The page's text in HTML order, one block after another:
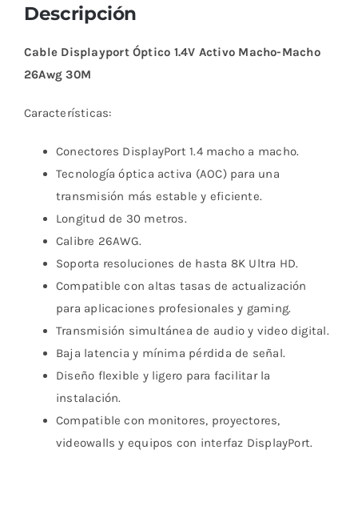
Descripción
Cable Displayport Óptico 1.4V Activo Macho-Macho
26Awg 30M
Características:
Conectores DisplayPort 1.4 macho a macho.
Tecnología óptica activa (AOC) para una
transmisión más estable y eficiente.
Longitud de 30 metros.
Calibre 26AWG.
Soporta resoluciones de hasta 8K Ultra HD.
Compatible con altas tasas de actualización
para aplicaciones profesionales y gaming.
Transmisión simultánea de audio y video digital.
Baja latencia y mínima pérdida de señal.
Diseño flexible y ligero para facilitar la
instalación.
Compatible con monitores, proyectores,
videowalls y equipos con interfaz DisplayPort.